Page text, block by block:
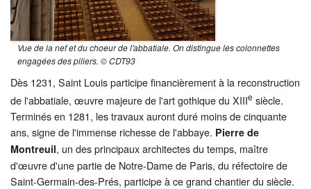
Vue de la nef et du choeur de l'abbatiale. On distingue les colonnettes
engagées des piliers. © CDT93
Dès 1231, Saint Louis participe financièrement à la reconstruction
de l'abbatiale, œuvre majeure de l'art gothique du XIIIe siècle.
Terminés en 1281, les travaux auront duré moins de cinquante
ans, signe de l'immense richesse de l'abbaye. Pierre de
Montreuil, un des principaux architectes du temps, maître
d'œuvre d'une partie de Notre-Dame de Paris, du réfectoire de
Saint-Germain-des-Prés, participe à ce grand chantier du siècle.